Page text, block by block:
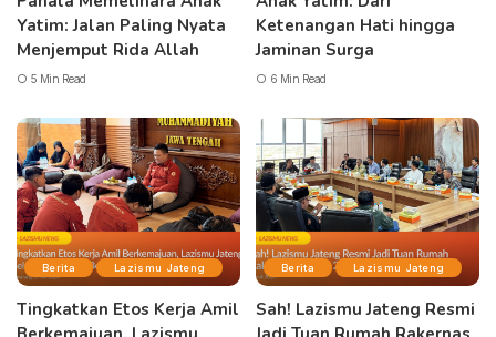
Yatim: Jalan Paling Nyata
Menjemput Rida Allah
5 Min Read
Ketenangan Hati hingga
Jaminan Surga
6 Min Read
Berita Lazismu Jateng
Tingkatkan Etos Kerja Amil
Berita Lazismu Jateng
Sah! Lazismu Jateng Resmi